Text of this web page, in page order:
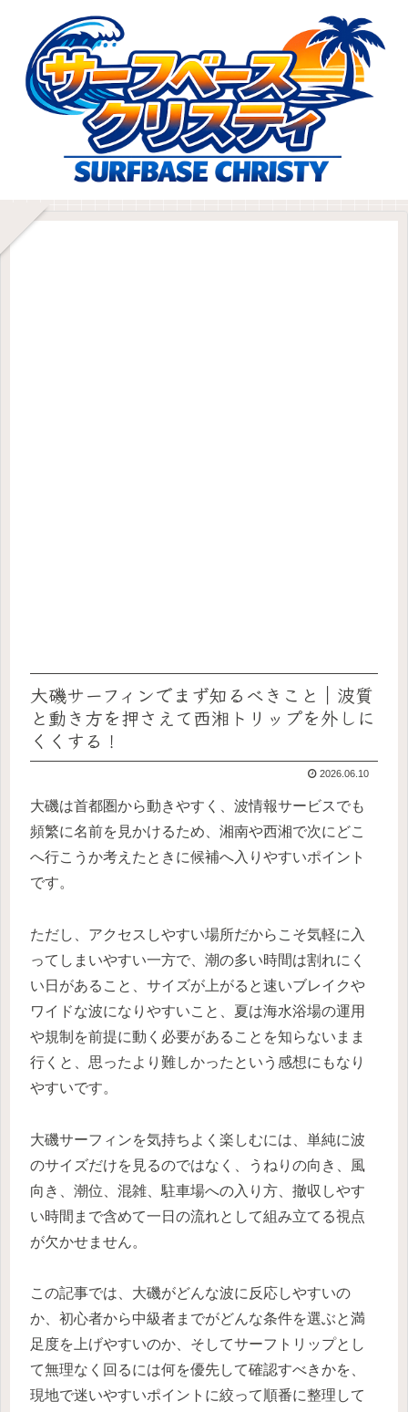
大磯サーフィンでまず知るべきこと｜波質
と動き方を押さえて西湘トリップを外しに
くくする！
2026.06.10
大磯は首都圏から動きやすく、波情報サービスでも
頻繁に名前を見かけるため、湘南や西湘で次にどこ
へ行こうか考えたときに候補へ入りやすいポイント
です。
ただし、アクセスしやすい場所だからこそ気軽に入
ってしまいやすい一方で、潮の多い時間は割れにく
い日があること、サイズが上がると速いブレイクや
ワイドな波になりやすいこと、夏は海水浴場の運用
や規制を前提に動く必要があることを知らないまま
行くと、思ったより難しかったという感想にもなり
やすいです。
大磯サーフィンを気持ちよく楽しむには、単純に波
のサイズだけを見るのではなく、うねりの向き、風
向き、潮位、混雑、駐車場への入り方、撤収しやす
い時間まで含めて一日の流れとして組み立てる視点
が欠かせません。
この記事では、大磯がどんな波に反応しやすいの
か、初心者から中級者までがどんな条件を選ぶと満
足度を上げやすいのか、そしてサーフトリップとし
て無理なく回るには何を優先して確認すべきかを、
現地で迷いやすいポイントに絞って順番に整理して